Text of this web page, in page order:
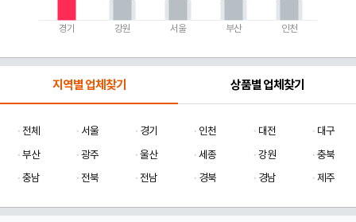
경기 강원 서울 부산 인천
지역별 업체찾기 상품별 업체찾기
전체 서울 경기 인천 대전
대구
부산
광주 울산 세종 강원
충북
충남
전북 전남 경북 경남 제주